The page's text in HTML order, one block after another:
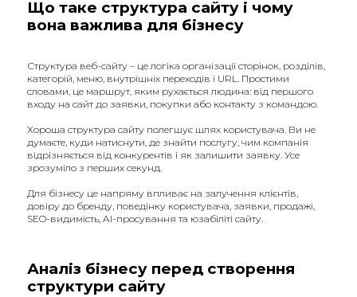
Що таке структура сайту і чому
вона важлива для бізнесу
Структура веб-сайту – це логіка організації сторінок, розділів,
категорій, меню, внутрішніх переходів і URL. Простими
словами, це маршрут, яким рухається людина: від першого
входу на сайт до заявки, покупки або контакту з командою.
Хороша структура сайту полегшує шлях користувача. Ви не
думаєте, куди натиснути, де знайти послугу, чим компанія
відрізняється від конкурентів і як залишити заявку. Усе
зрозуміло з перших секунд.
Для бізнесу це напряму впливає на залучення клієнтів,
довіру до бренду, поведінку користувача, заявки, продажі,
SEO-видимість, AI-просування та юзабіліті сайту.
Аналіз бізнесу перед створення
структури сайту